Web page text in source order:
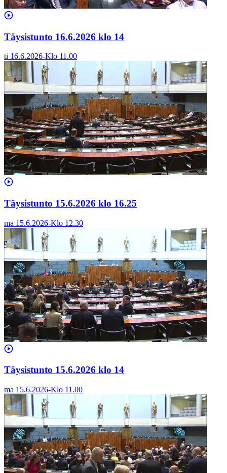
Täysistunto 16.6.2026 klo 14
ti 16.6.2026-Klo 11.00
Täysistunto 15.6.2026 klo 16.25
ma 15.6.2026-Klo 12.30
Täysistunto 15.6.2026 klo 14
ma 15.6.2026-Klo 11.00